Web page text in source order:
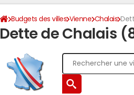
Budgets des villes Vienne Chalais
Dette de Chalais